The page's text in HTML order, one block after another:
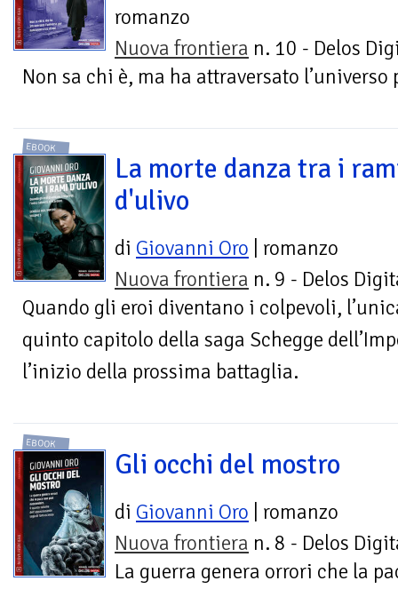
romanzo
Nuova frontiera n. 10 - Delos
Non sa chi è, ma ha attraversato
EBOOK
La morte danza tra i
d'ulivo
di Giovanni Oro | romanzo
Nuova frontiera n. 9 - Delos
Quando gli eroi diventano i colpevoli,
quinto capitolo della saga Schegge
l’inizio della prossima battaglia.
EBOOK
Gli occhi del mostro
di Giovanni Oro | romanzo
Nuova frontiera n. 8 - Delos
La guerra genera orrori che la